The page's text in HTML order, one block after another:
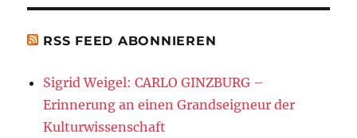
RSS FEED ABONNIEREN
Sigrid Weigel: CARLO GINZBURG –
Erinnerung an einen Grandseigneur der
Kulturwissenschaft